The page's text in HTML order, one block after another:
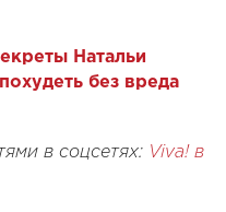
Натальи
без вреда
в соцсетях: Viva! в